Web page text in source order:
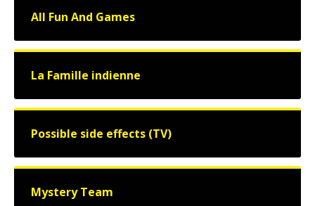
All Fun And Games
La Famille indienne
Possible side effects (TV)
Mystery Team